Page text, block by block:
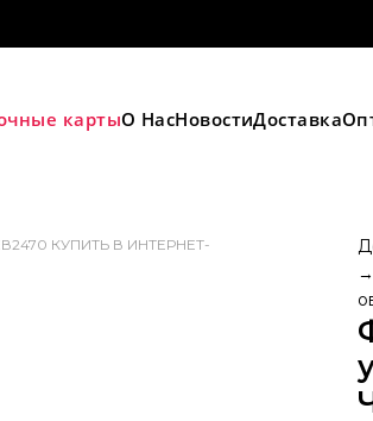
картыО НасНовостиДоставка